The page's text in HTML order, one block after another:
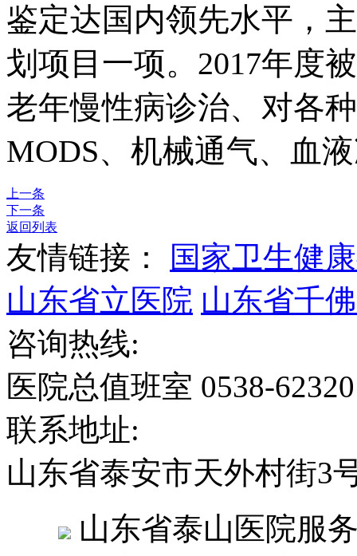
鉴定达国内领先水平，
划项目一项。2017年度
老年慢性病诊治、对各
MODS、机械通气、血
上一条
下一条
返回列表
友情链接：
国家卫生健
山东省立医院 山东省千
咨询热线:
医院总值班室 0538-
联系地址:
山东省泰安市天外村街3
山东省泰山医院服